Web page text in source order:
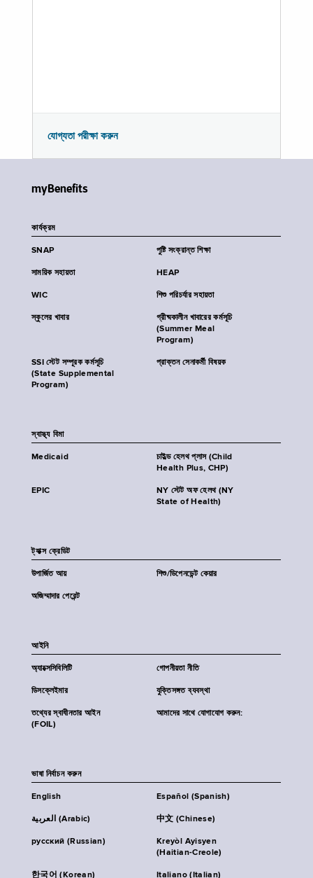
যোগ্যতা পরীক্ষা করুন
myBenefits
কার্যক্রম
SNAP পুষ্টি সংক্রান্ত শিক্ষা
সাময়িক সহায়তা HEAP
WIC শিশু পরিচর্যার সহায়তা
স্কুলের খাবার
গ্রীষ্মকালীন খাবারের কর্মসূচি
(Summer Meal
Program)
SSI স্টেট সম্পূরক কর্মসূচি
(State Supplemental
Program)
প্রাক্তন সেনাকর্মী বিষয়ক
স্বাস্থ্য বিমা
Medicaid
চাইল্ড হেলথ প্লাস (Child
Health Plus, CHP)
EPIC
NY স্টেট অফ হেলথ (NY
State of Health)
ট্যাক্স ক্রেডিট
উপার্জিত আয় শিশু/ডিপেনডেন্ট কেয়ার
অজিম্মাদার পেরেন্ট
আইনি
অ্যাক্সেসিবিলিটি গোপনীয়তা নীতি
ডিসক্লেইমার যুক্তিসঙ্গত ব্যবস্থা
তথ্যের স্বাধীনতার আইন
(FOIL)
আমাদের সাথে যোগাযোগ করুন:
ভাষা নির্বাচন করুন
English Español (Spanish)
العربية (Arabic) 中文 (Chinese)
русский (Russian)
Kreyòl Ayisyen
(Haitian-Creole)
한국어 (Korean) Italiano (Italian)